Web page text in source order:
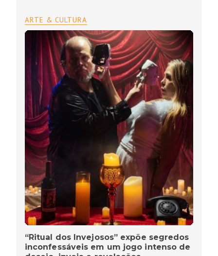
ARTE & CULTURA
“Ritual dos Invejosos” expõe segredos
inconfessáveis em um jogo intenso de